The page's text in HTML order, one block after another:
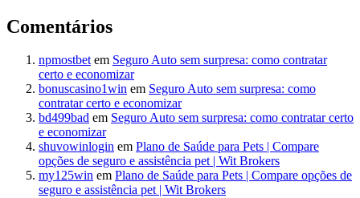
Comentários
npmostbetem Seguro Auto sem surpresa: como contratar
certo e economizar
bonuscasino1win em Seguro Auto sem surpresa: como
contratar certo e economizar
bd499bad em Seguro Auto sem surpresa: como contratar certo
e economizar
shuvowinlogin em Plano de Saúde para Pets | Compare
opções de seguro e assistência pet | Wit Brokers
my125win em Plano de Saúde para Pets | Compare opções de
seguro e assistência pet | Wit Brokers